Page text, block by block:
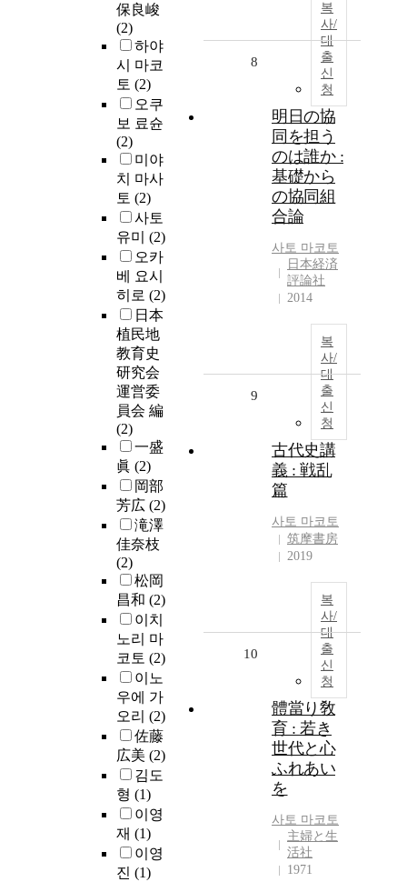
保良峻
(2)
하야
시 마코
토 (2)
오쿠
보 료슌
(2)
미야
치 마사
토 (2)
사토
유미 (2)
오카
베 요시
히로 (2)
日本
植民地
教育史
研究会
運営委
員会 編
(2)
一盛
眞 (2)
岡部
芳広 (2)
滝澤
佳奈枝
(2)
松岡
昌和 (2)
이치
노리 마
코토 (2)
이노
우에 가
오리 (2)
佐藤
広美 (2)
김도
형 (1)
이영
재 (1)
이영
진 (1)
복
사/
대
출
신
청
8
明日の協
同を担う
のは誰か :
基礎から
の協同組
合論
사토 마코토
日本経済
評論社
2014
복
사/
대
출
신
청
9
古代史講
義 : 戦乱
篇
사토 마코토
筑摩書房
2019
복
사/
대
출
신
청
10
體當り敎
育 : 若き
世代と心
ふれあい
を
사토 마코토
主婦と生
活社
1971